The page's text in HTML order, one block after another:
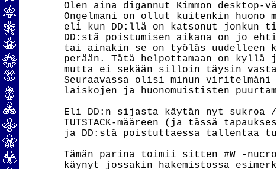
Olen aina digannut Kimmon
Ongelmani on ollut kuitenkin
eli kun DD:llä on katsonut jonkun
DD:stä poistumisen aikana on jo
tai ainakin se on työläs uudelleen
perään. Tätä helpottamaan on
mutta ei sekään silloin täysin
Seuraavassa olisi minun viritelmäni
laiskojen ja huonomuististen
Eli DD:n sijasta käytän nyt
TUTSTACK-määreen (ja tässä
ja DD:stä poistuttaessa tallentaa
Tämän parina toimii sitten #W -
käynyt jossakin hakemistossa